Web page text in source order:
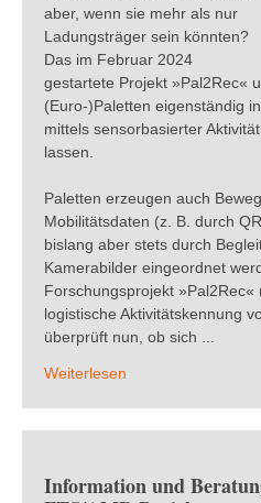
aber, wenn sie mehr als nur
Ladungsträger sein könnten?
Das im Februar 2024
gestartete Projekt »Pal2Rec«
(Euro-)Paletten eigenständig
mittels sensorbasierter
lassen.
Paletten erzeugen auch
Mobilitätsdaten (z. B. durch
bislang aber stets durch
Kamerabilder eingeordnet
Forschungsprojekt »Pal2Rec«
logistische Aktivitätskennung
überprüft nun, ob sich ...
Weiterlesen
Information und